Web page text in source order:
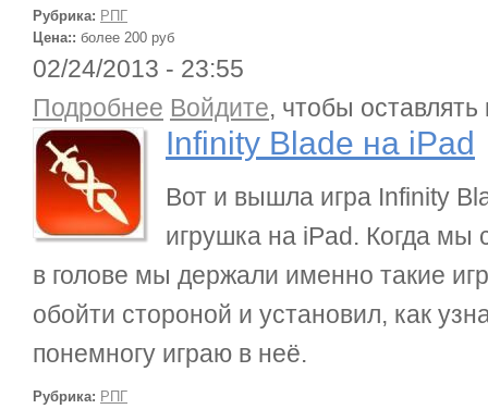
Рубрика: РПГ
Цена:: более 200 руб
02/24/2013 - 23:55
Подробнее о Infinity Blade на iPad
Войдите, чтобы
Infinity Blade на iPad
Вот и вышла игра Infinity
игрушка на iPad. Когда
в голове мы держали именно такие
обойти стороной и установил, как
понемногу играю в неё.
Рубрика: РПГ